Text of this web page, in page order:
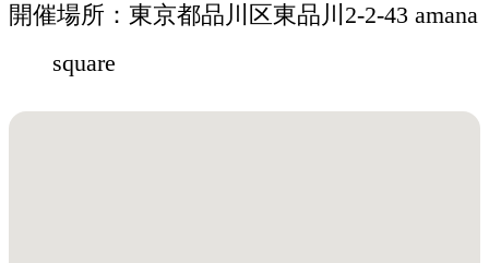
開催場所
東京都品川区東品川2-2-43 amana
square